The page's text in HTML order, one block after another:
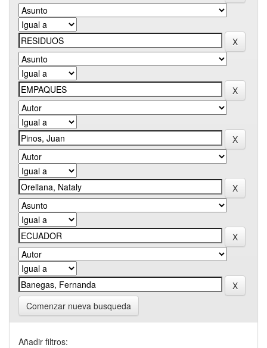
Comenzar nueva busqueda
Añadir filtros: